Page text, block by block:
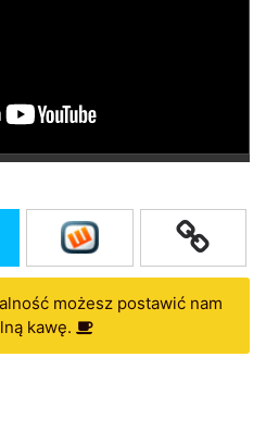
możesz postawić nam
kawę.